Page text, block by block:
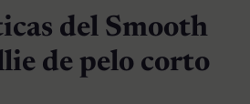
del Smooth
de pelo corto